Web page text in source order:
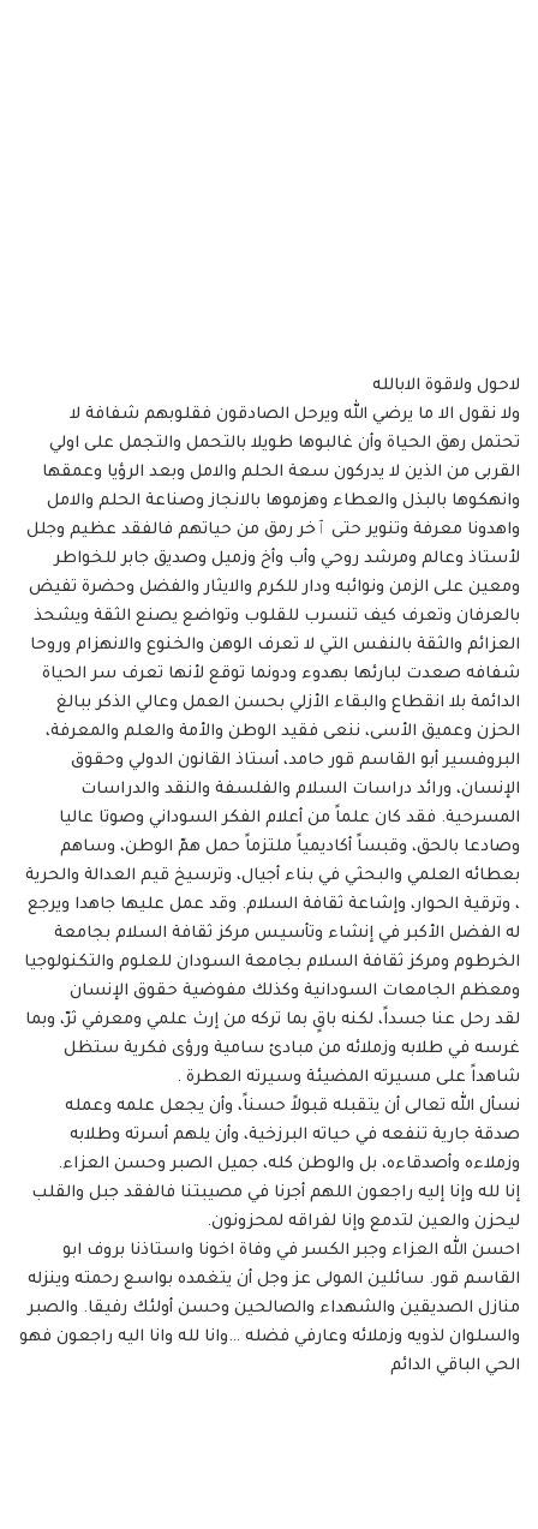
لاحول ولاقوة الابالله
ولا نقول الا ما يرضي الله ويرحل الصادقون فقلوبهم شفافة لا
تحتمل رهق الحياة وأن غالبوها طويلا بالتحمل والتجمل على اولي
القربى من الذين لا يدركون سعة الحلم والامل وبعد الرؤيا وعمقها
وانهكوها بالبذل والعطاء وهزموها بالانجاز وصناعة الحلم والامل
واهدونا معرفة وتنوير حتى ٱخر رمق من حياتهم فالفقد عظيم وجلل
لأستاذ وعالم ومرشد روحي وأب وأخ وزميل وصديق جابر للخواطر
ومعين على الزمن ونوائبه ودار للكرم والايثار والفضل وحضرة تفيض
بالعرفان وتعرف كيف تنسرب للقلوب وتواضع يصنع الثقة ويشحذ
العزائم والثقة بالنفس التي لا تعرف الوهن والخنوع والانهزام وروحا
شفافه صعدت لبارئها بهدوء ودونما توقع لأنها تعرف سر الحياة
الدائمة بلا انقطاع والبقاء الأزلي بحسن العمل وعالي الذكر ببالغ
الحزن وعميق الأسى، ننعى فقيد الوطن والأمة والعلم والمعرفة،
البروفسير أبو القاسم قور حامد، أستاذ القانون الدولي وحقوق
الإنسان، ورائد دراسات السلام والفلسفة والنقد والدراسات
المسرحية. فقد كان علماً من أعلام الفكر السوداني وصوتا عاليا
وصادعا بالحق، وقبساً أكاديمياً ملتزماً حمل همّ الوطن، وساهم
بعطائه العلمي والبحثي في بناء أجيال، وترسيخ قيم العدالة والحرية
، وترقية الحوار، وإشاعة ثقافة السلام. وقد عمل عليها جاهدا ويرجع
له الفضل الأكبر في إنشاء وتأسيس مركز ثقافة السلام بجامعة
الخرطوم ومركز ثقافة السلام بجامعة السودان للعلوم والتكنولوجيا
ومعظم الجامعات السودانية وكذلك مفوضية حقوق الإنسان
لقد رحل عنا جسداً، لكنه باقٍ بما تركه من إرث علمي ومعرفي ثرّ، وبما
غرسه في طلابه وزملائه من مبادئ سامية ورؤى فكرية ستظل
شاهداً على مسيرته المضيئة وسيرته العطرة .
نسأل الله تعالى أن يتقبله قبولاً حسناً، وأن يجعل علمه وعمله
صدقة جارية تنفعه في حياته البرزخية، وأن يلهم أسرته وطلابه
وزملاءه وأصدقاءه، بل والوطن كله، جميل الصبر وحسن العزاء.
إنا لله وإنا إليه راجعون اللهم أجرنا في مصيبتنا فالفقد جبل والقلب
ليحزن والعين لتدمع وإنا لفراقه لمحزونون.
احسن الله العزاء وجبر الكسر في وفاة اخونا واستاذنا بروف ابو
القاسم قور. سائلين المولى عز وجل أن يتغمده بواسع رحمته وينزله
منازل الصديقين والشهداء والصالحين وحسن أولئك رفيقا. والصبر
والسلوان لذويه وزملائه وعارفي فضله …وانا لله وانا اليه راجعون فهو
الحي الباقي الدائم